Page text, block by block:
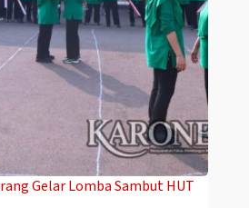
Gelar Lomba Sambut HUT